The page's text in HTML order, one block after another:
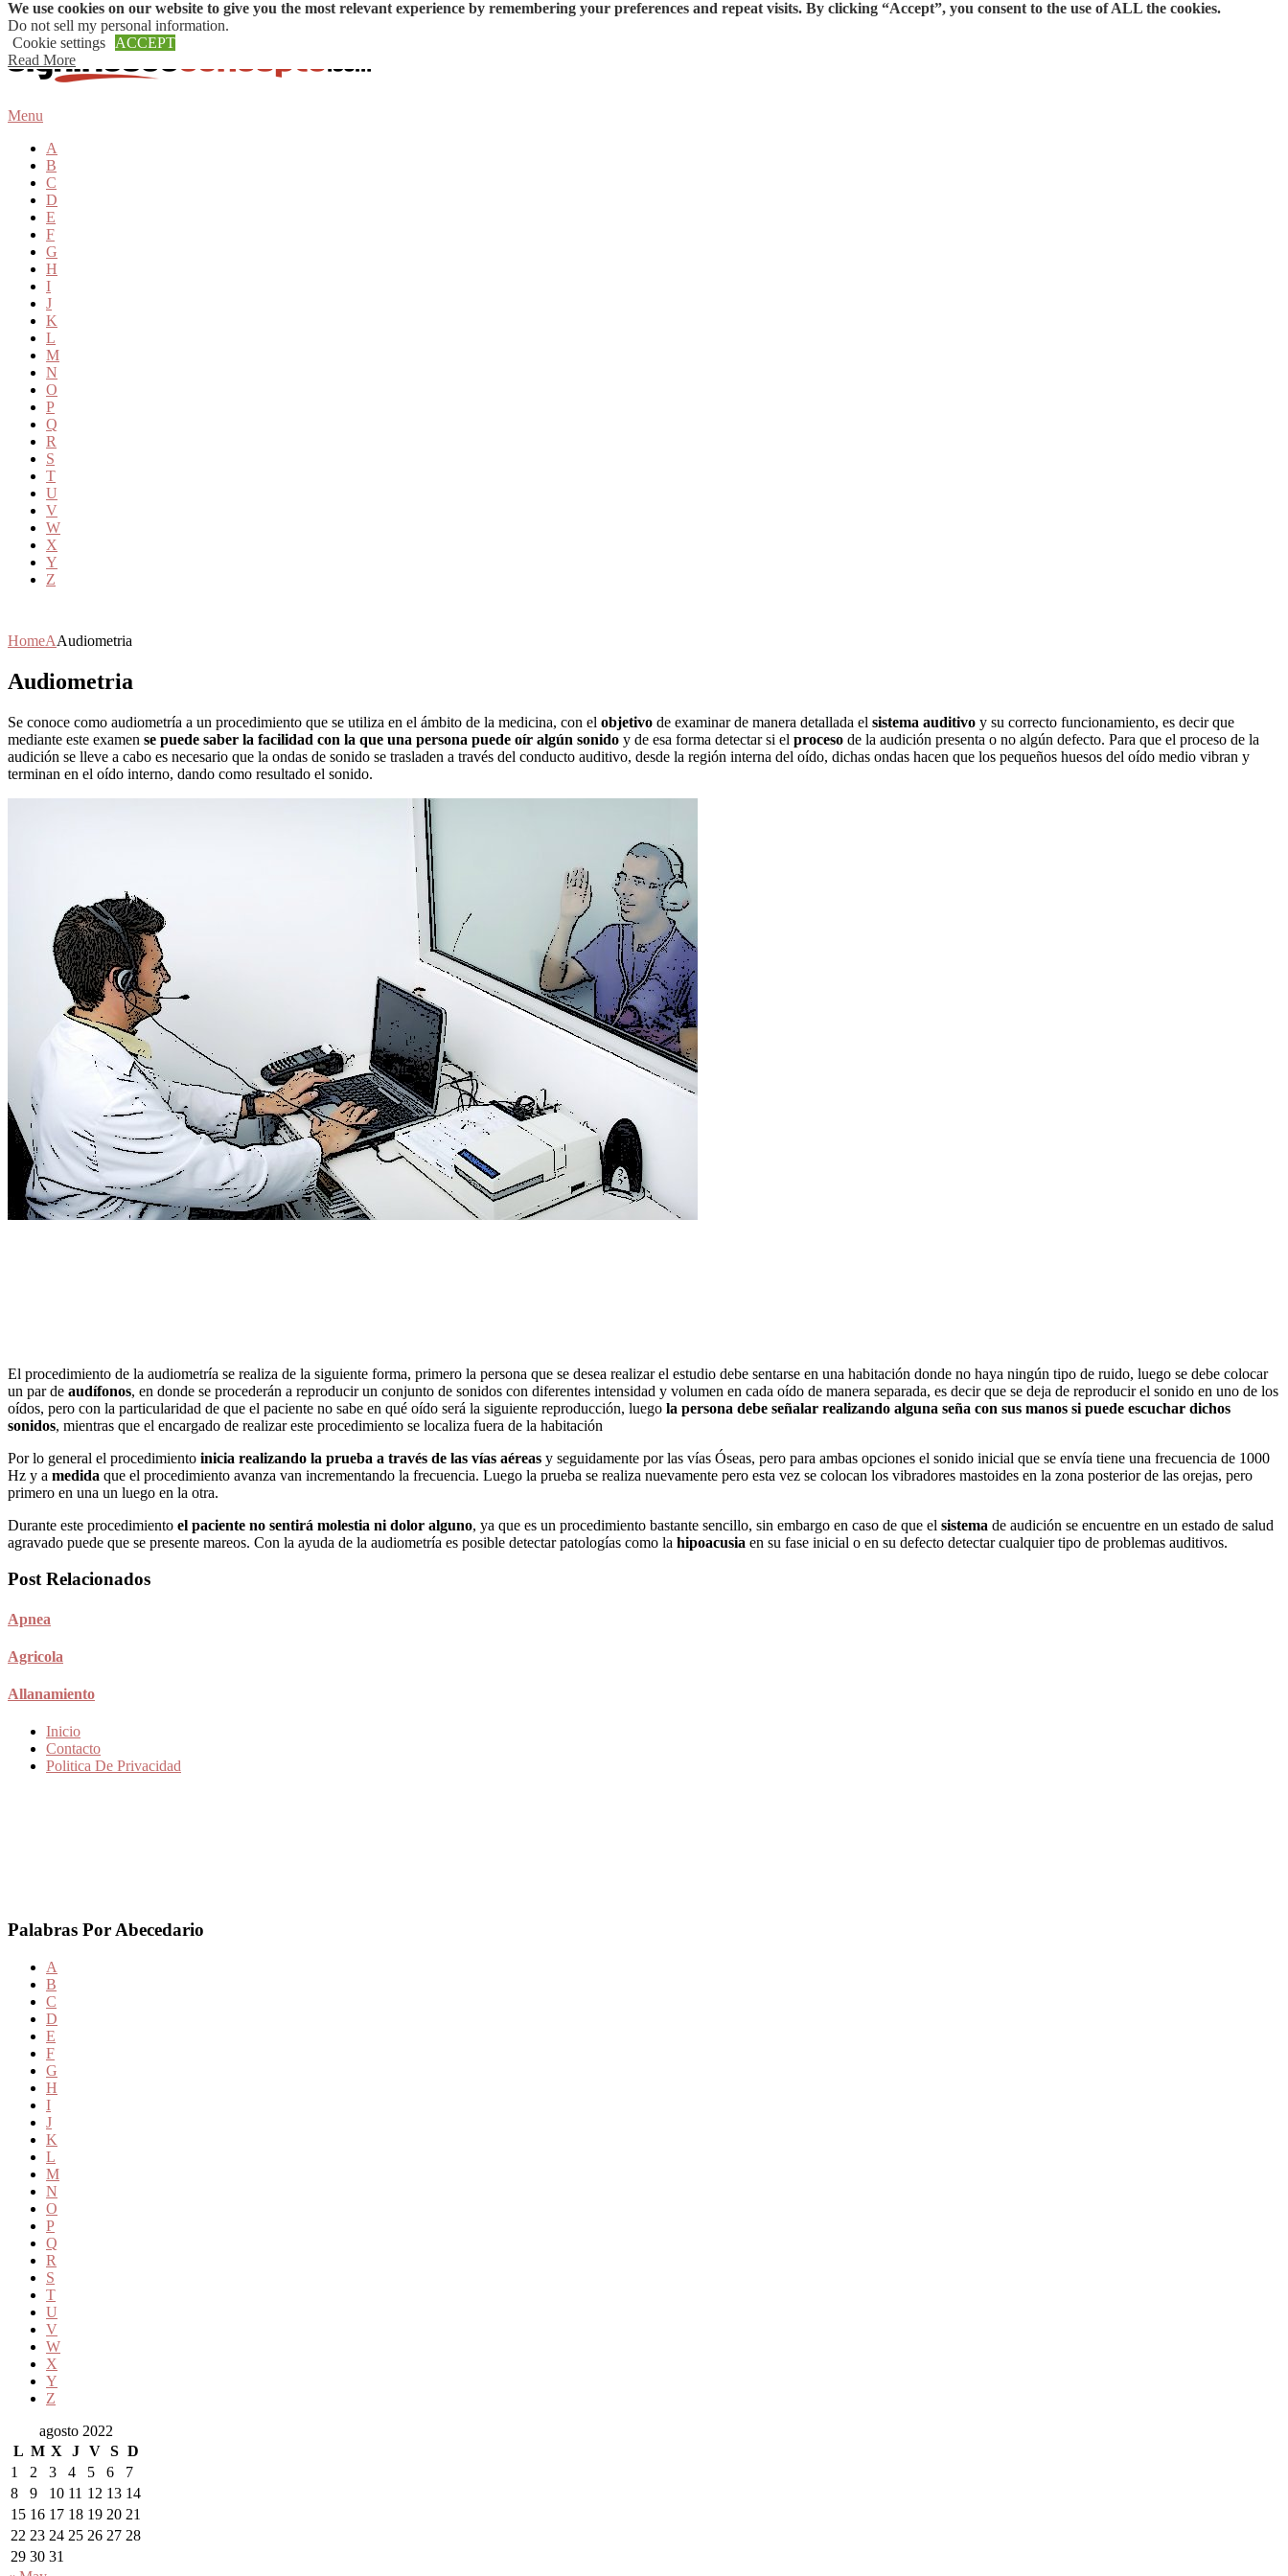
Skip to content
Menu
A
B
C
D
E
F
G
H
I
J
K
L
M
N
O
P
Q
R
S
T
U
V
W
X
Y
Z
HomeAAudiometria
Audiometria
Se conoce como audiometría a un procedimiento que se utiliza en el ámbito de la medicina, con el objetivo de examinar de manera detallada el sistema auditivo y su correcto funcionamiento, es decir que
mediante este examen se puede saber la facilidad con la que una persona puede oír algún sonido y de esa forma detectar si el proceso de la audición presenta o no algún defecto. Para que el proceso de la
audición se lleve a cabo es necesario que la ondas de sonido se trasladen a través del conducto auditivo, desde la región interna del oído, dichas ondas hacen que los pequeños huesos del oído medio vibran y
terminan en el oído interno, dando como resultado el sonido.
El procedimiento de la audiometría se realiza de la siguiente forma, primero la persona que se desea realizar el estudio debe sentarse en una habitación donde no haya ningún tipo de ruido, luego se debe colocar
un par de audífonos, en donde se procederán a reproducir un conjunto de sonidos con diferentes intensidad y volumen en cada oído de manera separada, es decir que se deja de reproducir el sonido en uno de los
oídos, pero con la particularidad de que el paciente no sabe en qué oído será la siguiente reproducción, luego la persona debe señalar realizando alguna seña con sus manos si puede escuchar dichos
sonidos, mientras que el encargado de realizar este procedimiento se localiza fuera de la habitación
Por lo general el procedimiento inicia realizando la prueba a través de las vías aéreas y seguidamente por las vías Óseas, pero para ambas opciones el sonido inicial que se envía tiene una frecuencia de 1000
Hz y a medida que el procedimiento avanza van incrementando la frecuencia. Luego la prueba se realiza nuevamente pero esta vez se colocan los vibradores mastoides en la zona posterior de las orejas, pero
primero en una un luego en la otra.
Durante este procedimiento el paciente no sentirá molestia ni dolor alguno, ya que es un procedimiento bastante sencillo, sin embargo en caso de que el sistema de audición se encuentre en un estado de salud
agravado puede que se presente mareos. Con la ayuda de la audiometría es posible detectar patologías como la hipoacusia en su fase inicial o en su defecto detectar cualquier tipo de problemas auditivos.
Post Relacionados
Apnea
Agricola
Allanamiento
Inicio
Contacto
Politica De Privacidad
Palabras Por Abecedario
A
B
C
D
E
F
G
H
I
J
K
L
M
N
O
P
Q
R
S
T
U
V
W
X
Y
Z
agosto 2022
L M X J V S D
1
2 3 4 5 6
7
8
9 10 11 12 13 14
15 16 17 18 19 20 21
22 23 24 25 26 27 28
29 30 31
We use cookies on our website to give you the most relevant experience by remembering your preferences and repeat visits. By clicking “Accept”, you consent to the use of ALL the cookies.
Do not sell my personal information.
Cookie settings
ACCEPT
Read More